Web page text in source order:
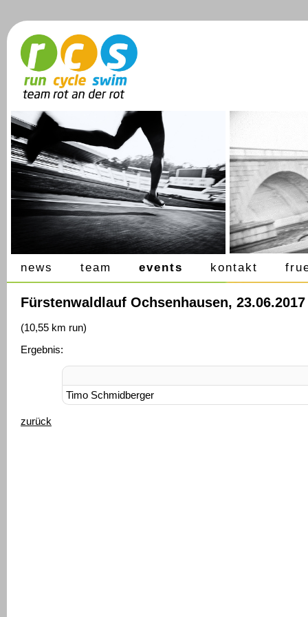
news team events kontakt
Fürstenwaldlauf Ochsenhausen, 23.06.2017
(10,55 km run)
Ergebnis:
Timo Schmidberger
zurück